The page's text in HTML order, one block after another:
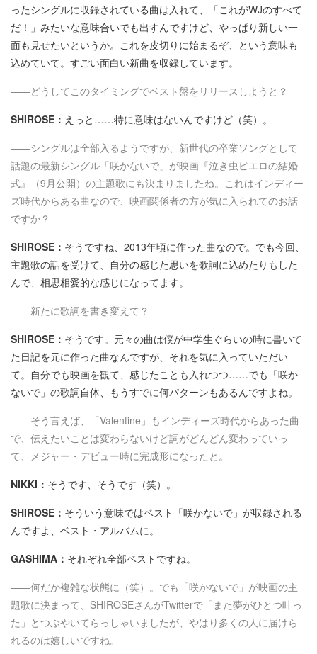
ったシングルに収録されている曲は入れて、「これがWJのすべて
だ！」みたいな意味合いでも出すんですけど、やっぱり新しい一
面も見せたいというか。これを皮切りに始まるぞ、という意味も
込めていて。すごい面白い新曲を収録しています。
――どうしてこのタイミングでベスト盤をリリースしようと？
SHIROSE： えっと……特に意味はないんですけど（笑）。
――シングルは全部入るようですが、新世代の卒業ソングとして
話題の最新シングル「咲かないで」が映画『泣き虫ピエロの結婚
式』（9月公開）の主題歌にも決まりましたね。これはインディー
ズ時代からある曲なので、映画関係者の方が気に入られてのお話
ですか？
SHIROSE： そうですね、2013年頃に作った曲なので。でも今回、
主題歌の話を受けて、自分の感じた思いを歌詞に込めたりもした
んで、相思相愛的な感じになってます。
――新たに歌詞を書き変えて？
SHIROSE： そうです。元々の曲は僕が中学生ぐらいの時に書いて
た日記を元に作った曲なんですが、それを気に入っていただい
て。自分でも映画を観て、感じたことも入れつつ……でも「咲か
ないで」の歌詞自体、もうすでに何パターンもあるんですよね。
――そう言えば、「Valentine」もインディーズ時代からあった曲
で、伝えたいことは変わらないけど詞がどんどん変わっていっ
て、メジャー・デビュー時に完成形になったと。
NIKKI： そうです、そうです（笑）。
SHIROSE： そういう意味ではベスト「咲かないで」が収録される
んですよ、ベスト・アルバムに。
GASHIMA： それぞれ全部ベストですね。
――何だか複雑な状態に（笑）。でも「咲かないで」が映画の主
題歌に決まって、SHIROSEさんがTwitterで「また夢がひとつ叶っ
た」とつぶやいてらっしゃいましたが、やはり多くの人に届けら
れるのは嬉しいですね。